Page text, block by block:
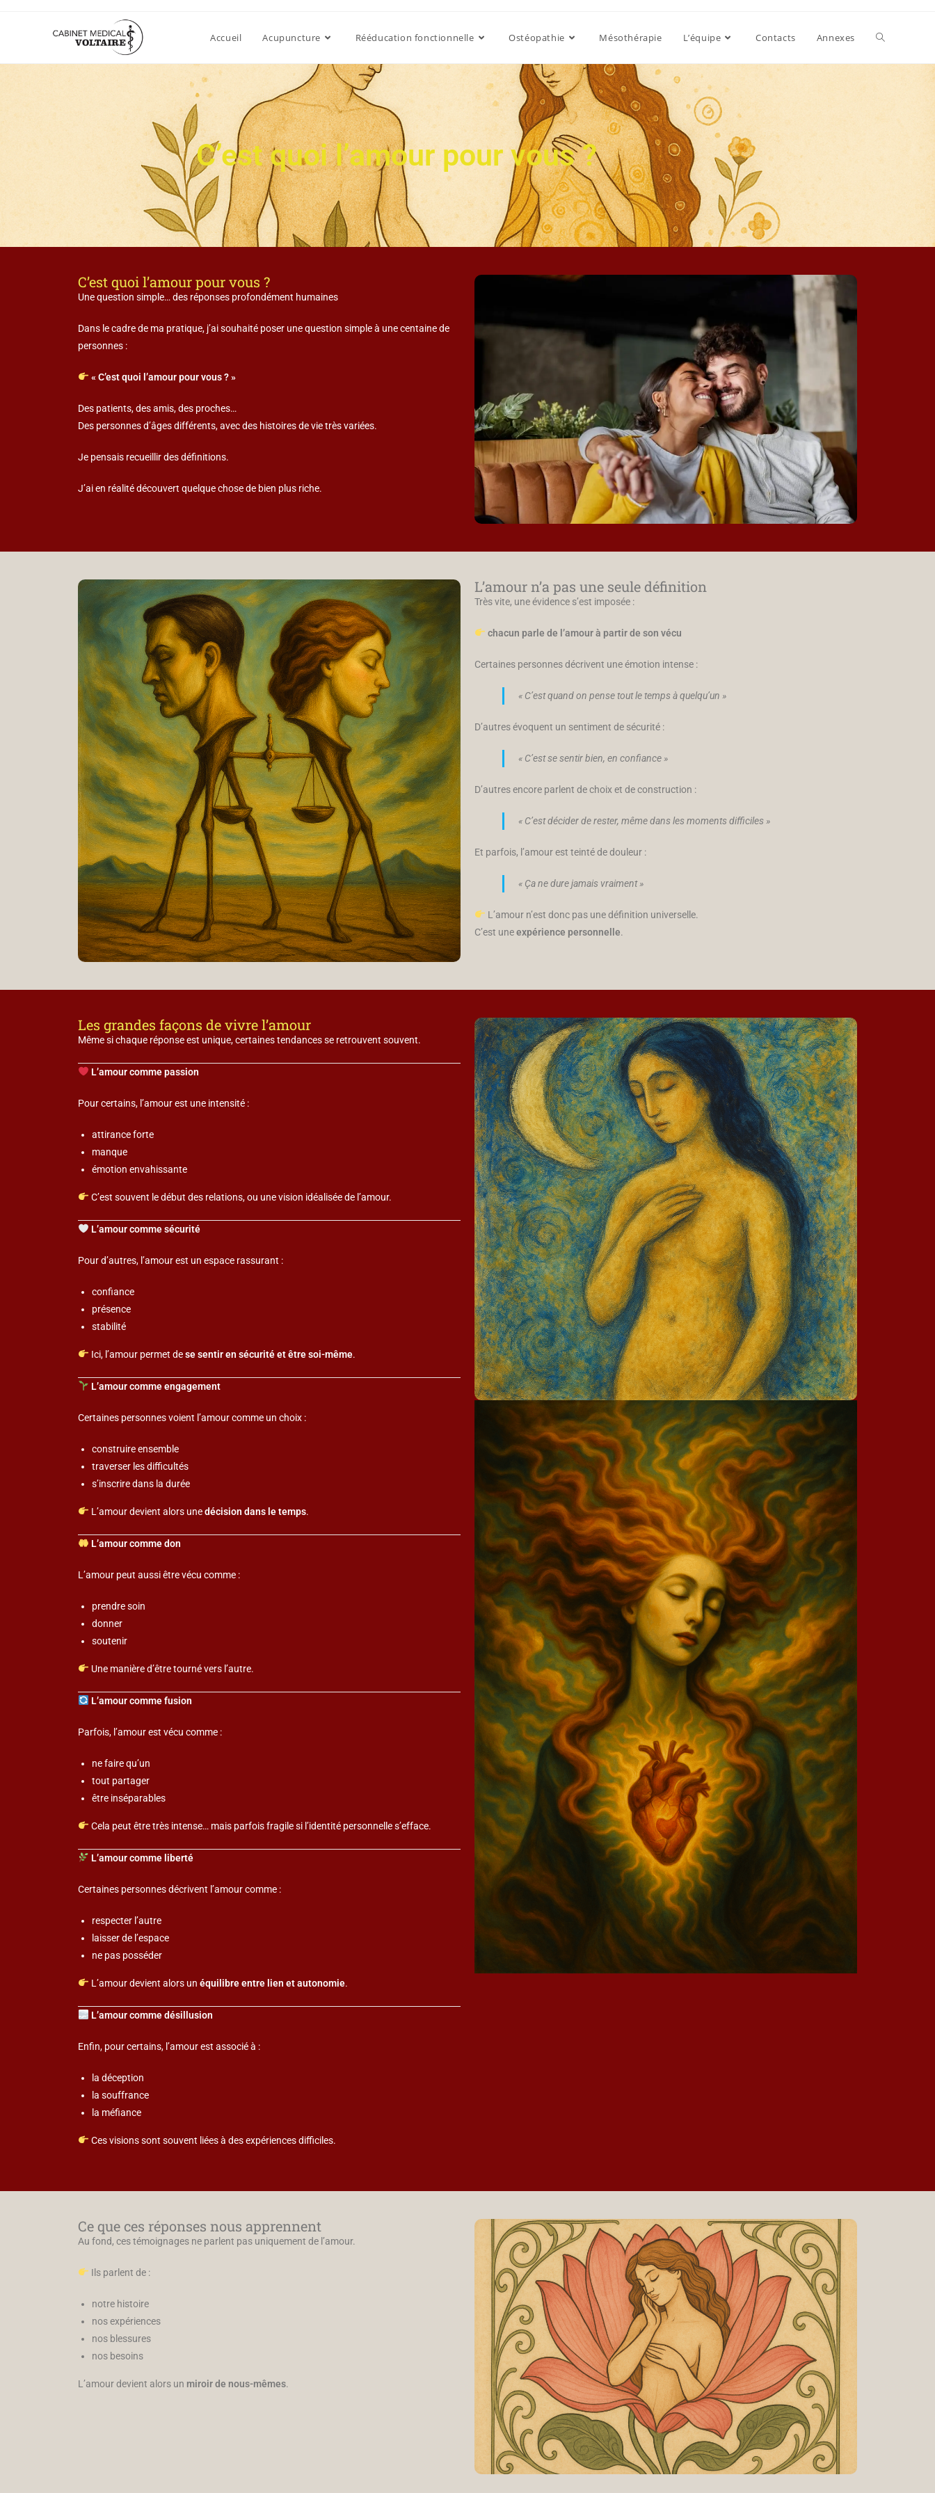
Accueil Acupuncture Rééducation fonctionnelle Ostéopathie Mésothérapie L’équipe Contacts Annexes
C’est quoi l’amour pour vous ?
C’est quoi l’amour pour vous ?
Une question simple… des réponses profondément humaines
Dans le cadre de ma pratique, j’ai souhaité poser une question simple à une centaine de
personnes :
« C’est quoi l’amour pour vous ? »
Des patients, des amis, des proches…
Des personnes d’âges différents, avec des histoires de vie très variées.
Je pensais recueillir des définitions.
J’ai en réalité découvert quelque chose de bien plus riche.
L’amour n’a pas une seule définition
Très vite, une évidence s’est imposée :
chacun parle de l’amour à partir de son vécu
Certaines personnes décrivent une émotion intense :
« C’est quand on pense tout le temps à quelqu’un »
D’autres évoquent un sentiment de sécurité :
« C’est se sentir bien, en confiance »
D’autres encore parlent de choix et de construction :
« C’est décider de rester, même dans les moments difficiles »
Et parfois, l’amour est teinté de douleur :
« Ça ne dure jamais vraiment »
L’amour n’est donc pas une définition universelle.
C’est uneexpérience personnelle.
Les grandes façons de vivre l’amour
Même si chaque réponse est unique, certaines tendances se retrouvent souvent.
L’amourcomme passion
Pour certains, l’amour est une intensité :
attirance forte
manque
émotion envahissante
C’est souvent le début des relations, ou une vision idéalisée de l’amour.
L’amour comme sécurité
Pour d’autres, l’amour est un espace rassurant :
confiance
présence
stabilité
Ici, l’amour permet dese sentir en sécurité et être soi-même.
L’amour comme engagement
Certaines personnes voient l’amour comme un choix :
construire ensemble
traverser les difficultés
s’inscrire dans la durée
L’amour devient alors unedécision dans le temps.
L’amour comme don
L’amour peut aussi être vécu comme :
prendre soin
donner
soutenir
Une manière d’être tourné vers l’autre.
L’amour comme fusion
Parfois, l’amour est vécu comme :
ne faire qu’un
tout partager
être inséparables
Cela peut être très intense… mais parfois fragile si l’identité personnelle s’efface.
L’amour comme liberté
Certaines personnes décrivent l’amour comme :
respecter l’autre
laisser de l’espace
ne pas posséder
L’amour devient alors un équilibre entre lien et autonomie.
L’amour comme désillusion
Enfin, pour certains, l’amour est associé à :
la déception
la souffrance
la méfiance
Ces visions sont souvent liées à des expériences difficiles.
Ce que ces réponses nous apprennent
Au fond, ces témoignages ne parlent pas uniquement de l’amour.
Ils parlent de :
notre histoire
nos expériences
nos blessures
nos besoins
L’amour devient alors un miroir de nous-mêmes.